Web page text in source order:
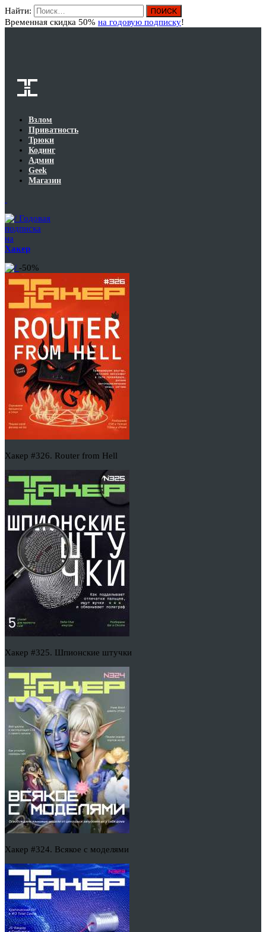
Найти:
Временная скидка 50% на годовую подписку!
Взлом
Приватность
Трюки
Кодинг
Админ
Geek
Магазин
Годовая
подписка
на
Хакер
-50%
Хакер #326. Router from Hell
Хакер #325. Шпионские штучки
Хакер #324. Всякое с моделями